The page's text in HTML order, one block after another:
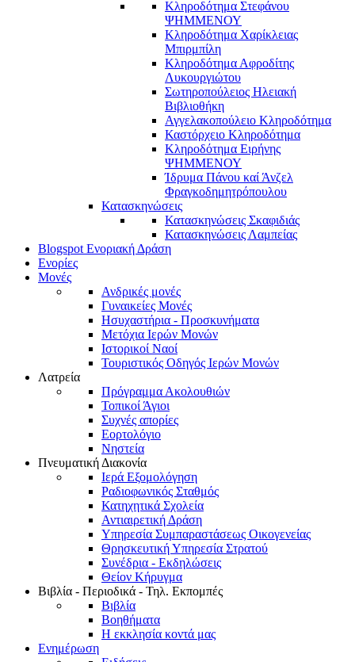
Κληροδότημα Στεφάνου
ΨΗΜΜΕΝΟΥ
Κληροδότημα Χαρίκλειας
Μπιρμπίλη
Κληροδότημα Αφροδίτης
Λυκουργιώτου
Σωτηροπούλειος Ηλειακή
Βιβλιοθήκη
Αγγελακοπούλειο Κληροδότημα
Καστόρχειο Κληροδότημα
Κληροδότημα Ειρήνης
ΨΗΜΜΕΝΟΥ
Ίδρυμα Πάνου καί Άνζελ
Φραγκοδημητρόπουλου
Κατασκηνώσεις
Κατασκηνώσεις Σκαφιδιάς
Κατασκηνώσεις Λαμπείας
Blogspot Ενοριακή Δράση
Ενορίες
Μονές
Ανδρικές μονές
Γυναικείες Μονές
Ησυχαστήρια - Προσκυνήματα
Μετόχια Ιερών Μονών
Ιστορικοί Ναοί
Τουριστικός Οδηγός Ιερών Μονών
Λατρεία
Πρόγραμμα Ακολουθιών
Τοπικοί Άγιοι
Συχνές απορίες
Εορτολόγιο
Νηστεία
Πνευματική Διακονία
Ιερά Εξομολόγηση
Ραδιοφωνικός Σταθμός
Κατηχητικά Σχολεία
Αντιαιρετική Δράση
Υπηρεσία Συμπαραστάσεως Οικογενείας
Θρησκευτική Υπηρεσία Στρατού
Συνέδρια - Εκδηλώσεις
Θείον Κήρυγμα
Βιβλία - Περιοδικά - Τηλ. Εκπομπές
Βιβλία
Βοηθήματα
Η εκκλησία κοντά μας
Ενημέρωση